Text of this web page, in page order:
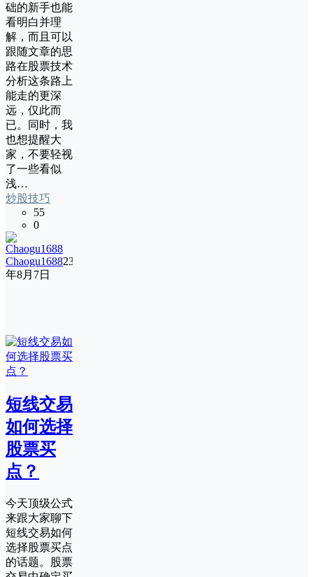
础的新手也能
看明白并理
解，而且可以
跟随文章的思
路在股票技术
分析这条路上
能走的更深
远，仅此而
已。同时，我
也想提醒大
家，不要轻视
了一些看似
浅…
炒股技巧
55
0
Chaogu168823
年8月7日
短线交易
如何选择
股票买
点？
今天顶级公式
来跟大家聊下
短线交易如何
选择股票买点
的话题。股票